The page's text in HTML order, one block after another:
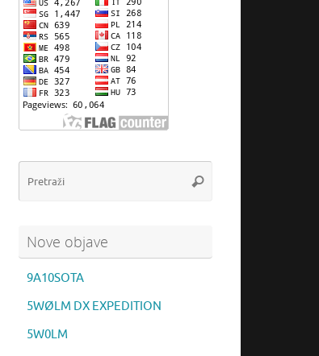
Pretraži
Nove objave
9A10SOTA
5WØLM DX EXPEDITION
5W0LM